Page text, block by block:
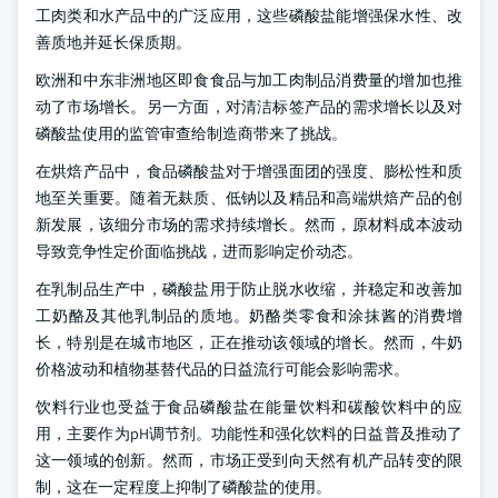
工肉类和水产品中的广泛应用，这些磷酸盐能增强保水性、改
善质地并延长保质期。
欧洲和中东非洲地区即食食品与加工肉制品消费量的增加也推
动了市场增长。另一方面，对清洁标签产品的需求增长以及对
磷酸盐使用的监管审查给制造商带来了挑战。
在烘焙产品中，食品磷酸盐对于增强面团的强度、膨松性和质
地至关重要。随着无麸质、低钠以及精品和高端烘焙产品的创
新发展，该细分市场的需求持续增长。然而，原材料成本波动
导致竞争性定价面临挑战，进而影响定价动态。
在乳制品生产中，磷酸盐用于防止脱水收缩，并稳定和改善加
工奶酪及其他乳制品的质地。奶酪类零食和涂抹酱的消费增
长，特别是在城市地区，正在推动该领域的增长。然而，牛奶
价格波动和植物基替代品的日益流行可能会影响需求。
饮料行业也受益于食品磷酸盐在能量饮料和碳酸饮料中的应
用，主要作为pH调节剂。功能性和强化饮料的日益普及推动了
这一领域的创新。然而，市场正受到向天然有机产品转变的限
制，这在一定程度上抑制了磷酸盐的使用。